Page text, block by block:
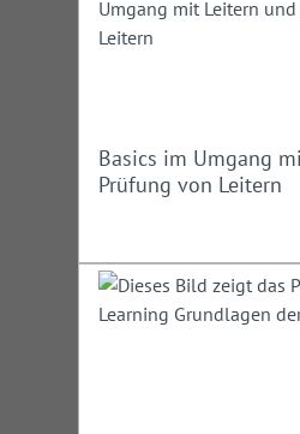
Basics im Umgang
Prüfung von Leitern